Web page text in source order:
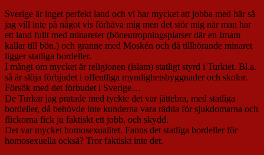
Sverige är inget perfekt land och vi har mycket att jobba med här så
jag vill inte på något vis förhäva mig men det stör mig när man har
ett land fullt med minareter (böneutropningsplatser där en Imam
kallar till bön.) och granne med Moskén och då tillhörande minaret
ligger statliga bordeller.
I mångt om mycket är religionen (islam) statligt styrd i Turkiet. Bl.a.
så är slöja förbjudet i offentliga myndighetsbyggnader och skolor.
Försök med det förbudet i Sverige…
De Turkar jag pratade med tyckte det var jättebra, med statliga
bordeller, då behövde inte kunderna vara rädda för sjukdomarna och
flickorna fick ju faktiskt ett jobb, och skydd.
Det var mycket homosexualitet. Fanns det statliga bordeller för
homosexuella också? Tror faktiskt inte det.